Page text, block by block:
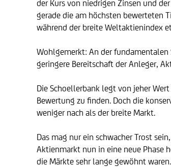
der Kurs von niedrigen Zinsen und
gerade die am höchsten bewerteten
während der breite Weltaktienindex
Wohlgemerkt: An der fundamentalen
geringere Bereitschaft der Anleger,
Die Schoellerbank legt von jeher
Bewertung zu finden. Doch die
weniger nach als der breite Markt.
Das mag nur ein schwacher Trost
Aktienmarkt nun in eine neue Phase
die Märkte sehr lange gewöhnt